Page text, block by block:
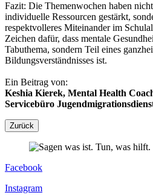
Fazit: Die Themenwochen haben
individuelle Ressourcen gestärkt,
respektvolleres Miteinander im
Zeichen dafür, dass mentale
Tabuthema, sondern Teil eines
Bildungsverständnisses ist.
Ein Beitrag von:
Keshia Kierek, Mental Health
Servicebüro
Zurück
Facebook
Instagram